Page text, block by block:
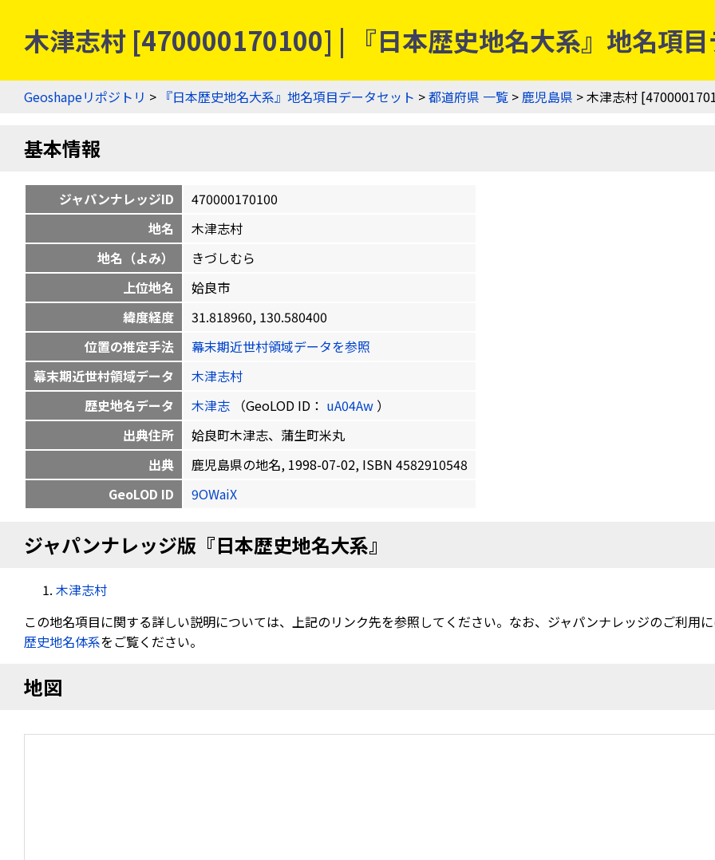
木津志村 [470000170100] | 『日本歴史地名大系』地名項目
Geoshapeリポジトリ > 『日本歴史地名大系』地名項目データセット >都道府県 一覧 >鹿児島県 > 木津志村
基本情報
ジャパンナレッジID
470000170100
地名
木津志村
地名（よみ）
きづしむら
上位地名
姶良市
緯度経度
31.818960, 130.580400
位置の推定手法
幕末期近世村領域データを参照
幕末期近世村領域データ
木津志村
歴史地名データ
木津志 （GeoLOD ID： uA04Aw ）
出典住所
姶良町木津志、蒲生町米丸
出典
鹿児島県の地名, 1998-07-02, ISBN 4582910548
GeoLOD ID
9OWaiX
ジャパンナレッジ版『日本歴史地名大系』
木津志村
この地名項目に関する詳しい説明については、上記のリンク先を参照してください。なお、ジャパンナレッジのご利用
歴史地名体系をご覧ください。
地図